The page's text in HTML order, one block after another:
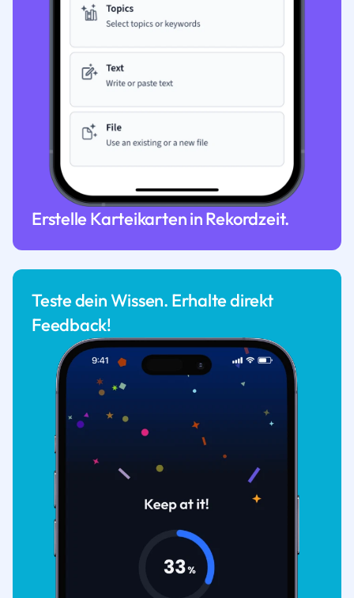
Erstelle Karteikarten in Rekordzeit.
Teste dein Wissen. Erhalte direkt
Feedback!